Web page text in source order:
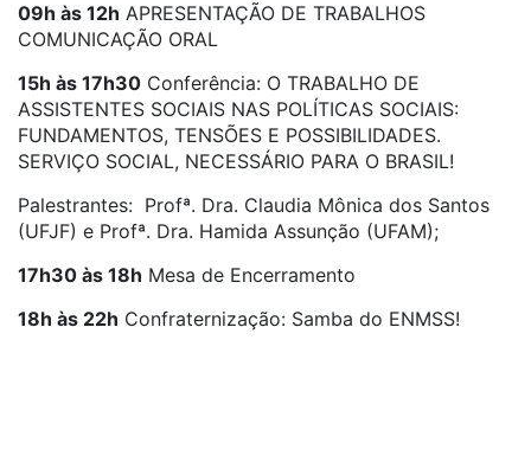
09h às 12h APRESENTAÇÃO DE TRABALHOS
COMUNICAÇÃO ORAL
15h às 17h30 Conferência: O TRABALHO DE
ASSISTENTES SOCIAIS NAS POLÍTICAS SOCIAIS:
FUNDAMENTOS, TENSÕES E POSSIBILIDADES.
SERVIÇO SOCIAL, NECESSÁRIO PARA O BRASIL!
Palestrantes: Profª. Dra. Claudia Mônica dos Santos
(UFJF) e Profª. Dra. Hamida Assunção (UFAM);
17h30 às 18h Mesa de Encerramento
18h às 22h Confraternização: Samba do ENMSS!